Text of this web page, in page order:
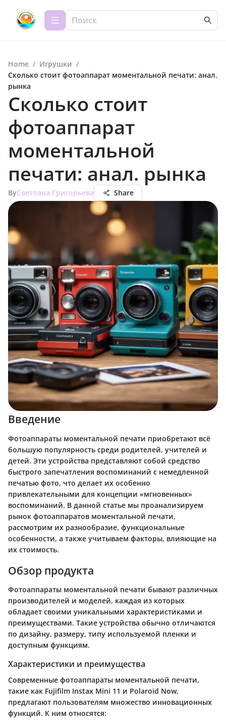
Home / Игрушки /
Сколько стоит фотоаппарат моментальной печати: анал.
рынка
Сколько стоит
фотоаппарат
моментальной
печати: анал. рынка
ByСветлана Григорьева Share
Введение
Фотоаппараты моментальной печати приобретают всё
большую популярность среди родителей, учителей и
детей. Эти устройства представляют собой средство
быстрого запечатления воспоминаний с немедленной
печатью фото, что делает их особенно
привлекательными для концепции «мгновенных»
воспоминаний. В данной статье мы проанализируем
рынок фотоаппаратов моментальной печати,
рассмотрим их разнообразие, функциональные
особенности, а также учитываем факторы, влияющие на
их стоимость.
Обзор продукта
Фотоаппараты моментальной печати бывают различных
производителей и моделей, каждая из которых
обладает своими уникальными характеристиками и
преимуществами. Такие устройства обычно отличаются
по дизайну, размеру, типу используемой пленки и
доступным функциям.
Характеристики и преимущества
Современные фотоаппараты моментальной печати,
такие как Fujifilm Instax Mini 11 и Polaroid Now,
предлагают пользователям множество инновационных
функций. К ним относятся: